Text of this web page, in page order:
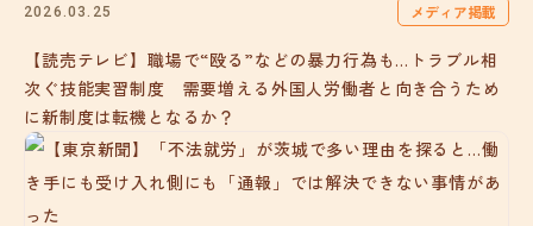
2026.03.25 メディア掲載
【読売テレビ】職場で“殴る”などの暴力行為も…トラブル相
次ぐ技能実習制度 需要増える外国人労働者と向き合うため
に新制度は転機となるか？